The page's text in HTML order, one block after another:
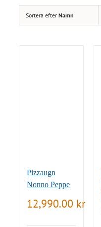
Sortera efter Namn
Pizzaugn
Nonno Peppe
12,990.00 kr